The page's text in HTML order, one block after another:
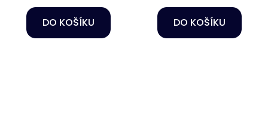
DO KOŠÍKU DO KOŠÍKU